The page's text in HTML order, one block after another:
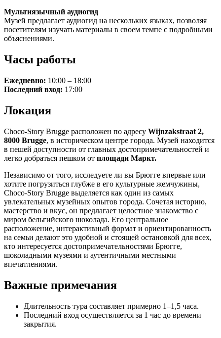
Мультиязычный аудиогид
Музей предлагает аудиогид на нескольких языках, позволяя
посетителям изучать материалы в своем темпе с подробными
объяснениями.
Часы работы
Ежедневно: 10:00 – 18:00
Последний вход: 17:00
Локация
Choco-Story Brugge расположен по адресу Wijnzakstraat 2,
8000 Brugge, в историческом центре города. Музей находится
в пешей доступности от главных достопримечательностей и
легко добраться пешком от площади Маркт.
Независимо от того, исследуете ли вы Брюгге впервые или
хотите погрузиться глубже в его культурные жемчужины,
Choco-Story Brugge выделяется как один из самых
увлекательных музейных опытов города. Сочетая историю,
мастерство и вкус, он предлагает целостное знакомство с
миром бельгийского шоколада. Его центральное
расположение, интерактивный формат и ориентированность
на семьи делают это удобной и стоящей остановкой для всех,
кто интересуется достопримечательностями Брюгге,
шоколадными музеями и аутентичными местными
впечатлениями.
Важные примечания
Длительность тура составляет примерно 1–1,5 часа.
Последний вход осуществляется за 1 час до времени
закрытия.